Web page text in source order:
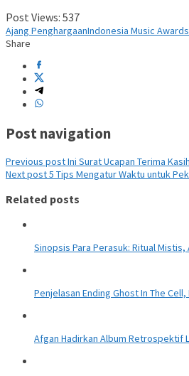
Post Views: 537
Ajang PenghargaanIndonesia Music Awards
Share
Post navigation
Previous postIni Surat Ucapan Terima
Next post5 Tips Mengatur Waktu untuk
Related posts
Sinopsis Para Perasuk: Ritual
Penjelasan Ending Ghost In The
Afgan Hadirkan Album Retrospektif